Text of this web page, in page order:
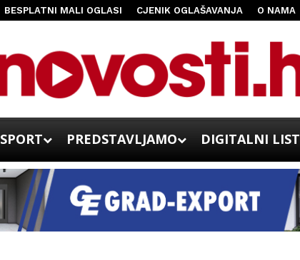
BESPLATNI MALI OGLASI CJENIK OGLAŠAVANJA O NAMA
SPORT PREDSTAVLJAMO DIGITALNI LIST